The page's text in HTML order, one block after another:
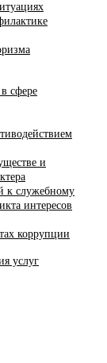
сфере
и
к служебному
интересов
коррупции
услуг